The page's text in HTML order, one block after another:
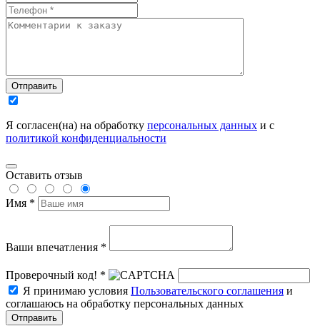
Отправить
Я согласен(на) на обработку персональных данных и с
политикой конфиденциальности
Оставить отзыв
Имя *
Ваши впечатления *
Проверочный код! *
Я принимаю условия Пользовательского соглашения и
соглашаюсь на обработку персональных данных
Отправить